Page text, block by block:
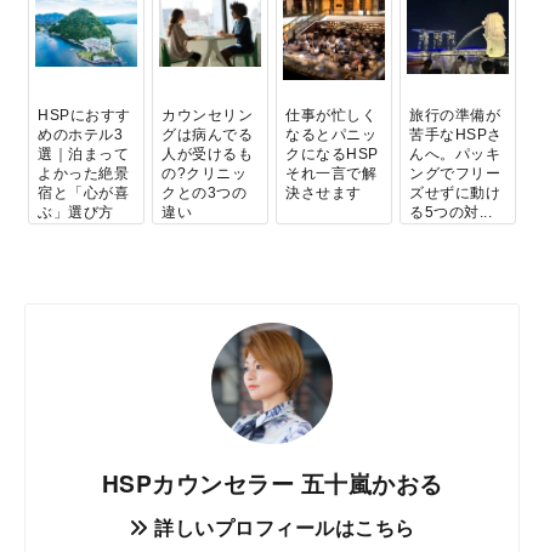
HSPにおすす
めのホテル3
選｜泊まって
よかった絶景
宿と「心が喜
ぶ」選び方
カウンセリン
グは病んでる
人が受けるも
の?クリニッ
クとの3つの
違い
仕事が忙しく
なるとパニッ
クになるHSP
それ一言で解
決させます
旅行の準備が
苦手なHSPさ
んへ。パッキ
ングでフリー
ズせずに動け
る5つの対...
HSPカウンセラー 五十嵐かおる
詳しいプロフィールはこちら